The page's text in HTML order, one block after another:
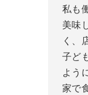
私も
美味
く、
子ど
よう
家で